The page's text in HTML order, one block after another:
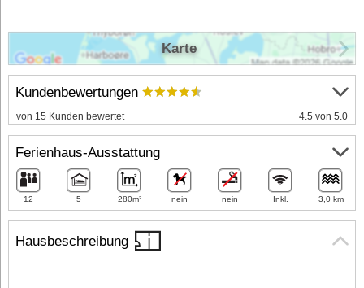
Hausbeschreibung
Kundenbewertungen
von 15 Kunden bewertet 4.5 von 5.0
Ferienhaus-Ausstattung
12 5 280m² nein nein Inkl. 3,0 km
Karte